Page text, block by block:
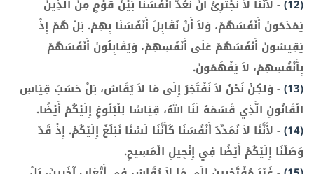
(12)
- لأَنَّنَا لاَ نَجْتَرِئُ أَنْ نَعُدَّ أَنْفُسَنَا بَيْنَ قَوْمٍ مِنَ الَّذِينَ
يَمْدَحُونَ أَنْفُسَهُمْ، وَلاَ أَنْ نُقَابِلَ أَنْفُسَنَا بِهِمْ. بَلْ هُمْ إِذْ
يَقِيسُونَ أَنْفُسَهُمْ عَلَى أَنْفُسِهِمْ، وَيُقَابِلُونَ أَنْفُسَهُمْ
بِأَنْفُسِهِمْ، لاَ يَفْهَمُونَ.
(13)
- وَلكِنْ نَحْنُ لاَ نَفْتَخِرُ إِلَى مَا لاَ يُقَاسُ، بَلْ حَسَبَ قِيَاسِ
الْقَانُونِ الَّذِي قَسَمَهُ لَنَا اللهُ، قِيَاسًا لِلْبُلُوغِ إِلَيْكُمْ أَيْضًا.
(14)
- لأَنَّنَا لاَ نُمَدِّدُ أَنْفُسَنَا كَأَنَّنَا لَسْنَا نَبْلُغُ إِلَيْكُمْ. إِذْ قَدْ
وَصَلْنَا إِلَيْكُمْ أَيْضًا فِي إِنْجِيلِ الْمَسِيحِ.